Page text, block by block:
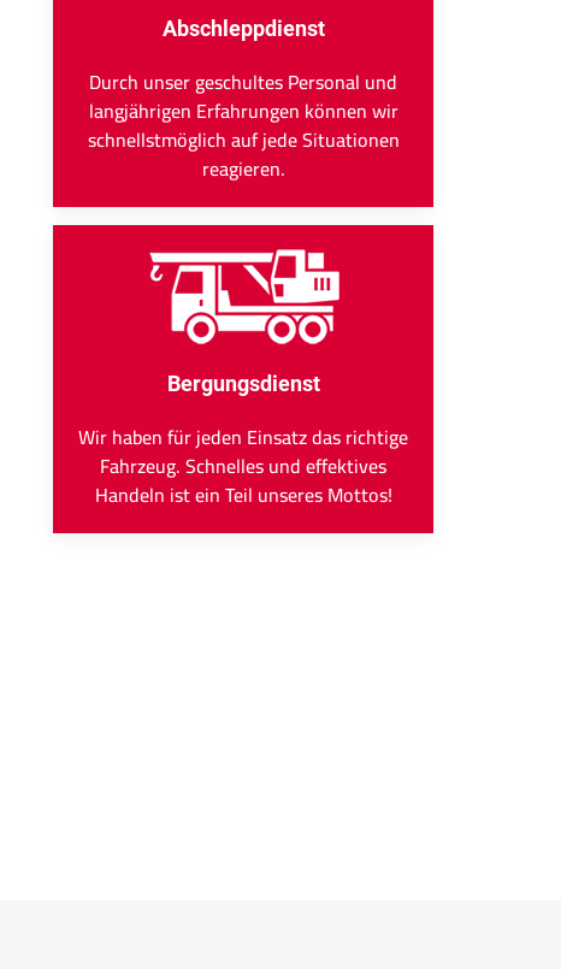
Abschleppdienst
Durch unser geschultes Personal und
langjährigen Erfahrungen können wir
schnellstmöglich auf jede Situationen
reagieren.
Bergungsdienst
Wir haben für jeden Einsatz das richtige
Fahrzeug. Schnelles und effektives
Handeln ist ein Teil unseres Mottos!